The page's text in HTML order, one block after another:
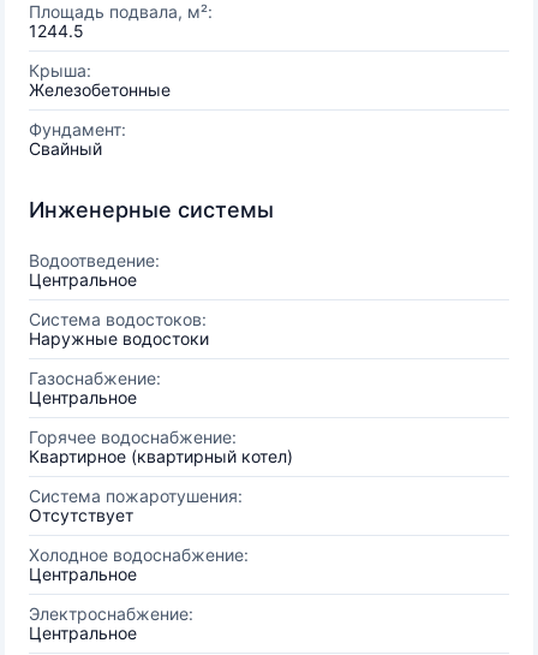
Площадь подвала, м²:
1244.5
Крыша:
Железобетонные
Фундамент:
Свайный
Инженерные системы
Водоотведение:
Центральное
Система водостоков:
Наружные водостоки
Газоснабжение:
Центральное
Горячее водоснабжение:
Квартирное (квартирный котел)
Система пожаротушения:
Отсутствует
Холодное водоснабжение:
Центральное
Электроснабжение:
Центральное